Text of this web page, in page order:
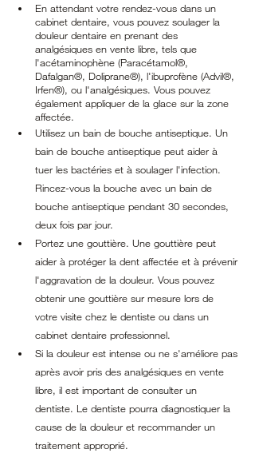
En attendant votre rendez-vous dans un
cabinet dentaire, vous pouvez soulager la
douleur dentaire en prenant des
analgésiques en vente libre, tels que
l'acétaminophène (Paracétamol®,
Dafalgan®, Doliprane®), l'ibuprofène (Advil®,
Irfen®), ou l'analgésiques. Vous pouvez
également appliquer de la glace sur la zone
affectée.
Utilisez un bain de bouche antiseptique. Un
bain de bouche antiseptique peut aider à
tuer les bactéries et à soulager l'infection.
Rincez-vous la bouche avec un bain de
bouche antiseptique pendant 30 secondes,
deux fois par jour.
Portez une gouttière. Une gouttière peut
aider à protéger la dent affectée et à prévenir
l'aggravation de la douleur. Vous pouvez
obtenir une gouttière sur mesure lors de
votre visite chez le dentiste ou dans un
cabinet dentaire professionnel.
Si la douleur est intense ou ne s'améliore pas
après avoir pris des analgésiques en vente
libre, il est important de consulter un
dentiste. Le dentiste pourra diagnostiquer la
cause de la douleur et recommander un
traitement approprié.